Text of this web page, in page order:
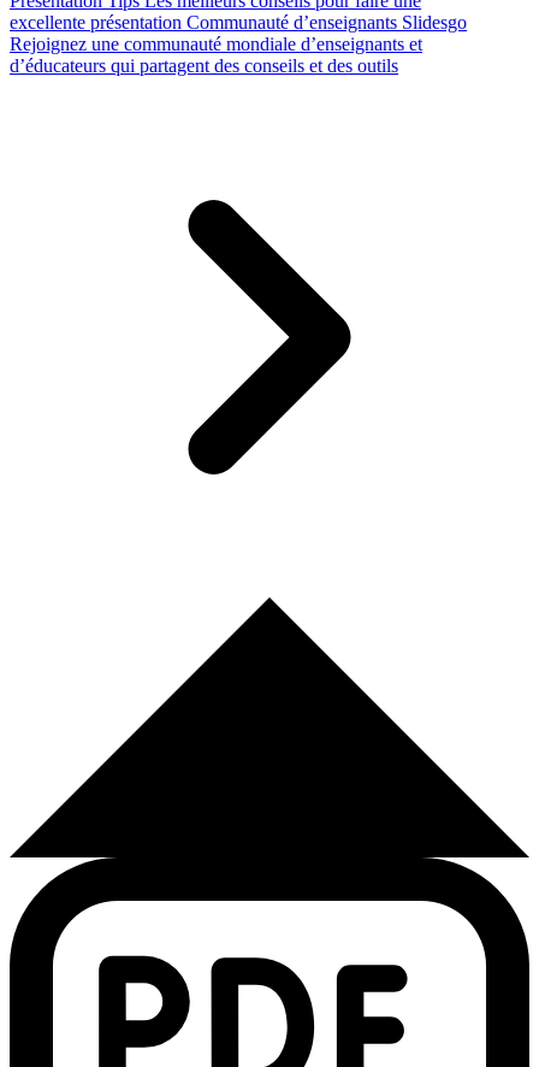
excellente présentation Communauté d’enseignants Slidesgo
Rejoignez une communauté mondiale d’enseignants et
d’éducateurs qui partagent des conseils et des outils